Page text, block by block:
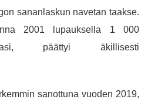
sananlaskun navetan taakse.
2001 lupauksella 1 000
päättyi äkillisesti
sanottuna vuoden 2019,